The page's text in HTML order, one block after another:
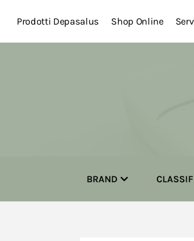
Prodotti Depasalus Shop Online
BRAND